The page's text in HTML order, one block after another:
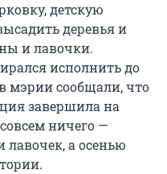
детскую
деревья и
и лавочки.
исполнить до
мэрии сообщали, что
завершила на
ничего —
лавочек, а осенью